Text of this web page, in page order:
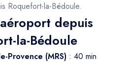
Roquefort-la-Bédoule.
depuis
la-Bédoule
Provence (MRS): 40 min